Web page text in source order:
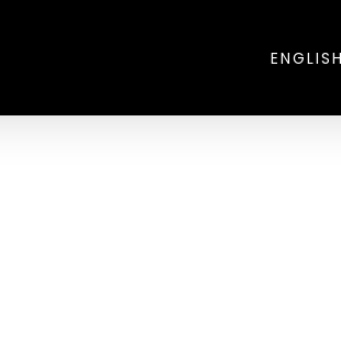
ENGLISH